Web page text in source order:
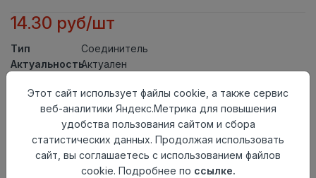
14.30 руб/шт
Тип
Соединитель
АктуальностьАктуален
Осталось174 шт
Добавить в корзину
Внимание! Внешний вид товара может отличаться от
представленного на настоящем сайте. Проверяйте
Этот сайт использует файлы cookie, а также сервис
веб-аналитики Яндекс.Метрика для повышения
удобства пользования сайтом и сбора
статистических данных. Продолжая использовать
сайт, вы соглашаетесь с использованием файлов
cookie. Подробнее по ссылке.